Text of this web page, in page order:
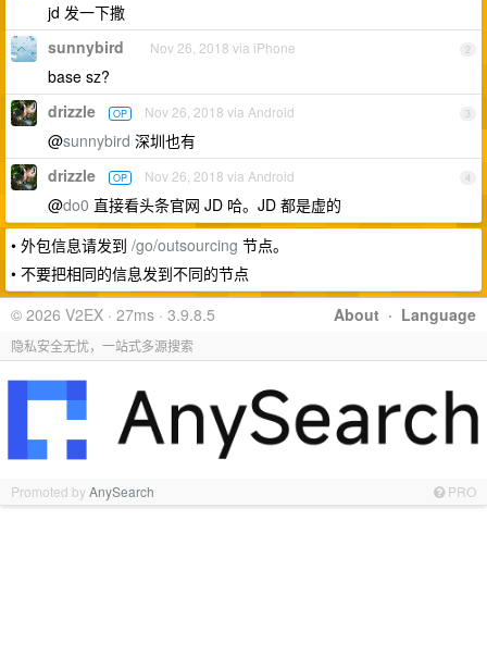
jd 发一下撒
2
sunnybird Nov 26, 2018 via iPhone
base sz?
3
drizzle OP Nov 26, 2018 via Android
@sunnybird 深圳也有
4
drizzle OP Nov 26, 2018 via Android
@do0 直接看头条官网 JD 哈。JD 都是虚的
• 外包信息请发到 /go/outsourcing 节点。
• 不要把相同的信息发到不同的节点
About · Language
© 2026 V2EX · 27ms · 3.9.8.5
隐私安全无忧，一站式多源搜索
Promoted byAnySearch PRO